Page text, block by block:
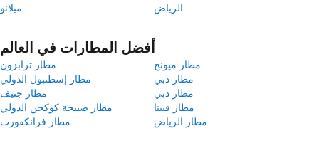
ميلانو
الرياض
أفضل المطارات في العالم
مطار ترابزون
مطار ميونخ
مطار إسطنبول الدولي
مطار دبي
مطار جنيف
مطار دبي
مطار صبيحة كوكجن الدولي
مطار فيينا
مطار فرانكفورت
مطار الرياض